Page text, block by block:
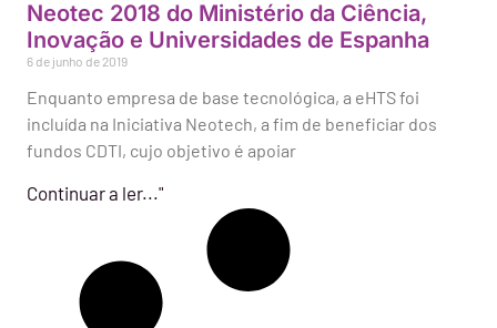
Neotec 2018 do Ministério da Ciência,
Inovação e Universidades de Espanha
6 de junho de 2019
Enquanto empresa de base tecnológica, a eHTS foi
incluída na Iniciativa Neotech, a fim de beneficiar dos
fundos CDTI, cujo objetivo é apoiar
Continuar a ler..."